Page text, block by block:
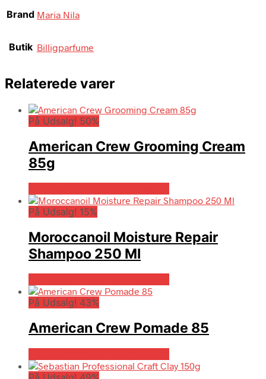
Brand Maria Nila
Butik Billigparfume
Relaterede varer
På Udsalg! 50%
American Crew Grooming Cream
85g
På Udsalg! 15%
Moroccanoil Moisture Repair
Shampoo 250 Ml
På Udsalg! 43%
American Crew Pomade 85